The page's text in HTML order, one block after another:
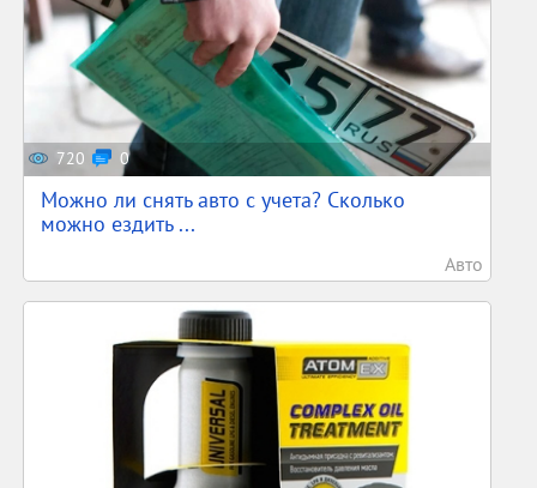
720 0
Можно ли снять авто с учета? Сколько
можно ездить ...
Авто